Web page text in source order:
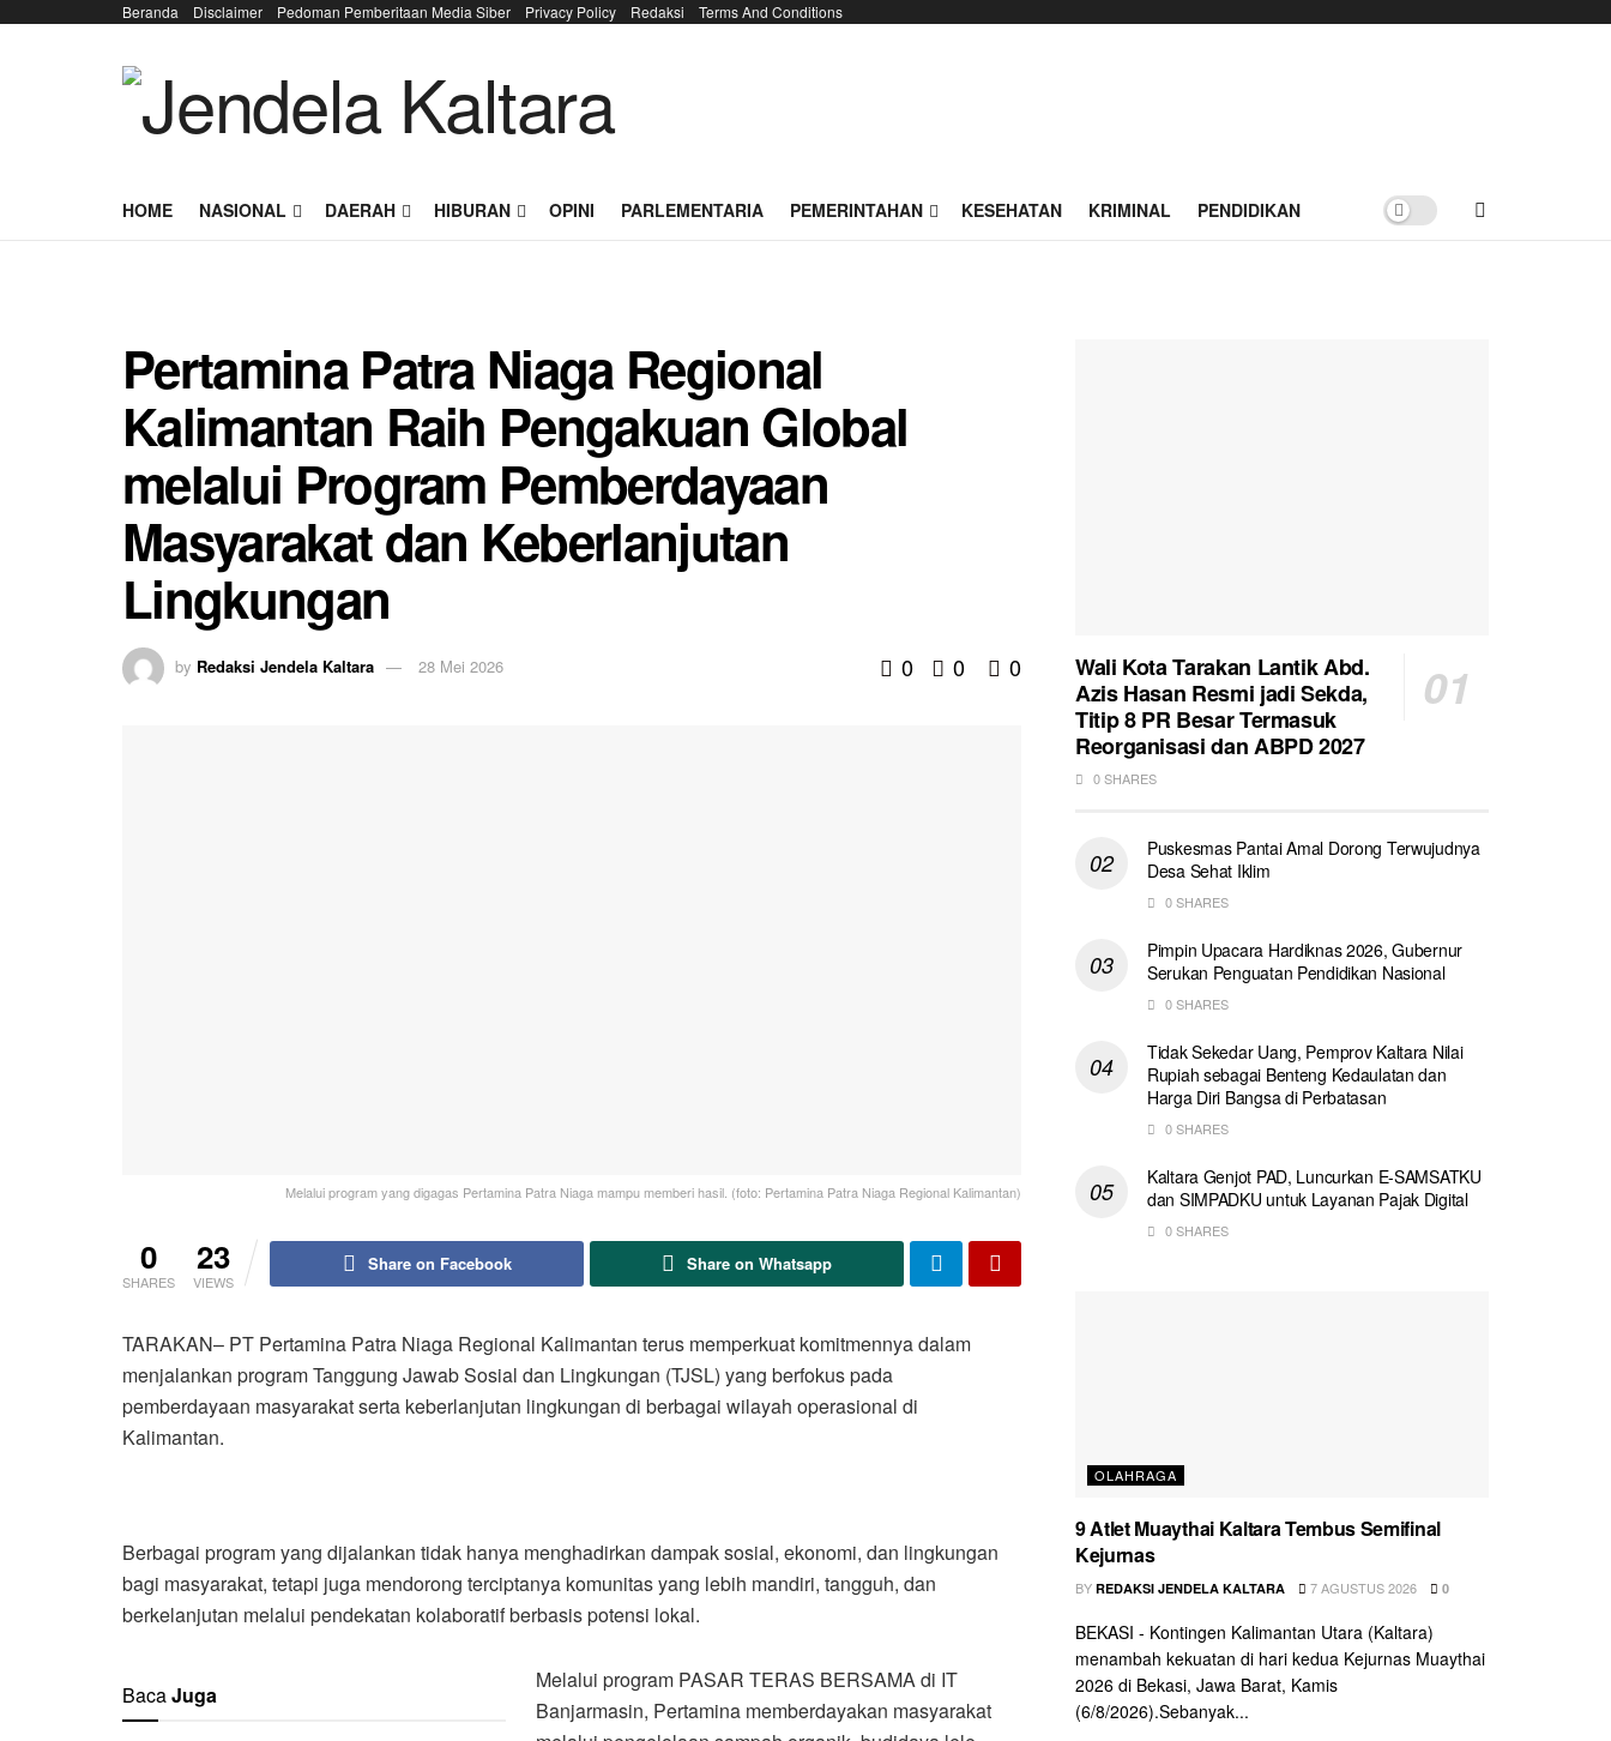
Beranda Disclaimer Pedoman Pemberitaan Media Siber Privacy Policy Redaksi Terms And Conditions
HOME NASIONAL DAERAH HIBURAN OPINI PARLEMENTARIA PEMERINTAHAN KESEHATAN KRIMINAL PENDIDIKAN
Pertamina Patra Niaga Regional
Kalimantan Raih Pengakuan Global
melalui Program Pemberdayaan
Masyarakat dan Keberlanjutan
Lingkungan
by Redaksi Jendela Kaltara 28 Mei 2026 0 0 0
Melalui program yang digagas Pertamina Patra Niaga mampu memberi hasil. (foto: Pertamina Patra Niaga Regional Kalimantan)
0
SHARES
23
VIEWS
Share on Facebook Share on Whatsapp
TARAKAN– PT Pertamina Patra Niaga Regional Kalimantan terus memperkuat komitmennya dalam
menjalankan program Tanggung Jawab Sosial dan Lingkungan (TJSL) yang berfokus pada
pemberdayaan masyarakat serta keberlanjutan lingkungan di berbagai wilayah operasional di
Kalimantan.
Berbagai program yang dijalankan tidak hanya menghadirkan dampak sosial, ekonomi, dan lingkungan
bagi masyarakat, tetapi juga mendorong terciptanya komunitas yang lebih mandiri, tangguh, dan
berkelanjutan melalui pendekatan kolaboratif berbasis potensi lokal.
BacaJuga
Melalui program PASAR TERAS BERSAMA di IT
Banjarmasin, Pertamina memberdayakan masyarakat
Wali Kota Tarakan Lantik Abd.
Azis Hasan Resmi jadi Sekda,
Titip 8 PR Besar Termasuk
Reorganisasi dan ABPD 2027
0 SHARES
Puskesmas Pantai Amal Dorong Terwujudnya
Desa Sehat Iklim
0 SHARES
Pimpin Upacara Hardiknas 2026, Gubernur
Serukan Penguatan Pendidikan Nasional
0 SHARES
Tidak Sekedar Uang, Pemprov Kaltara Nilai
Rupiah sebagai Benteng Kedaulatan dan
Harga Diri Bangsa di Perbatasan
0 SHARES
Kaltara Genjot PAD, Luncurkan E-SAMSATKU
dan SIMPADKU untuk Layanan Pajak Digital
0 SHARES
OLAHRAGA
9 Atlet Muaythai Kaltara Tembus Semifinal
Kejurnas
BY REDAKSI JENDELA KALTARA 7 AGUSTUS 2026 0
BEKASI - Kontingen Kalimantan Utara (Kaltara)
menambah kekuatan di hari kedua Kejurnas Muaythai
2026 di Bekasi, Jawa Barat, Kamis
(6/8/2026).Sebanyak...